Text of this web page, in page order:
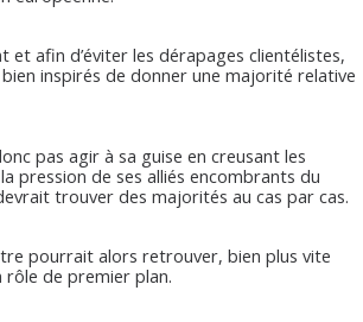
et afin d’éviter les dérapages clientélistes,
inspirés de donner une majorité relative
pas agir à sa guise en creusant les
pression de ses alliés encombrants du
trouver des majorités au cas par cas.
pourrait alors retrouver, bien plus vite
rôle de premier plan.